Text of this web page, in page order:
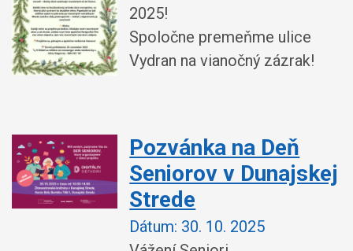
2025!
Spoločne premeňme ulice
Vydran na vianočný zázrak!
Pozvánka na Deň
Seniorov v Dunajskej
Strede
Dátum: 30. 10. 2025